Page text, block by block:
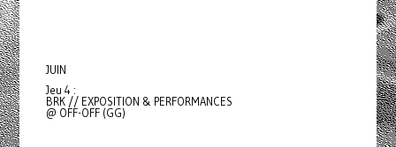
JUIN
Jeu 4 :
BRK // EXPOSITION & PERFORMANCES
@ OFF-OFF (GG)